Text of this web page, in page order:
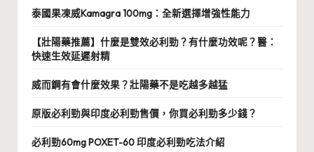
泰國果凍威Kamagra 100mg：全新選擇增強性能力
【壯陽藥推薦】什麼是雙效必利勁？有什麼功效呢？醫：
快速生效延遲射精
威而鋼有會什麼效果？壯陽藥不是吃越多越猛
原版必利勁與印度必利勁售價，你買必利勁多少錢？
必利勁60mg POXET-60 印度必利勁吃法介紹